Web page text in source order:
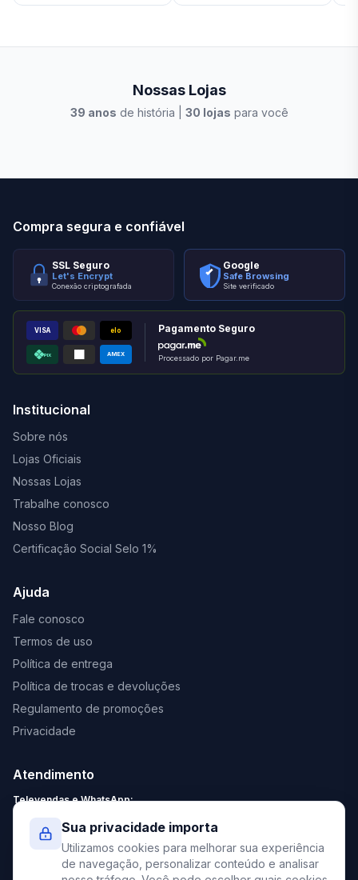
Nossas Lojas
39 anos de história | 30 lojas para você
Compra segura e confiável
SSL Seguro
Let's Encrypt
Conexão criptografada
Google
Safe Browsing
Site verificado
VISA elo
PIX AMEX
Pagamento Seguro
Processado por Pagar.me
Institucional
Sobre nós
Lojas Oficiais
Nossas Lojas
Trabalhe conosco
Nosso Blog
Certificação Social Selo 1%
Ajuda
Fale conosco
Termos de uso
Política de entrega
Política de trocas e devoluções
Regulamento de promoções
Privacidade
Atendimento
Televendas e WhatsApp:
Sábado: 9:00 - 13:00
contato@elevato.com.br
Sua privacidade importa
Utilizamos cookies para melhorar sua experiência
de navegação, personalizar conteúdo e analisar